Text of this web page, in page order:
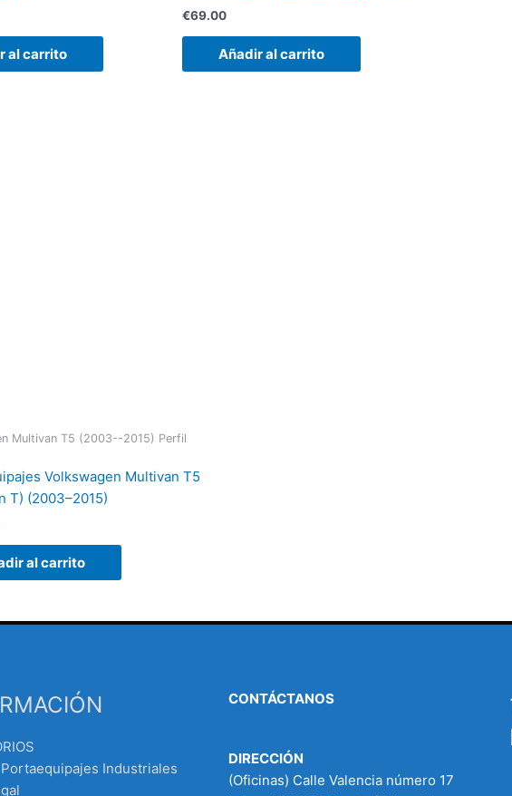
al carrito
€69.00
Añadir al carrito
Multivan T5 (2003--2015) Perfil
Volkswagen Multivan T5
T) (2003–2015)
al carrito
Industriales
CONTÁCTANOS
DIRECCIÓN
(Oficinas) Calle Valencia número 17